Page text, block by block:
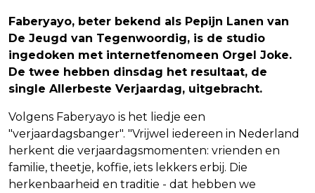
Faberyayo, beter bekend als Pepijn Lanen van
De Jeugd van Tegenwoordig, is de studio
ingedoken met internetfenomeen Orgel Joke.
De twee hebben dinsdag het resultaat, de
single Allerbeste Verjaardag, uitgebracht.
Volgens Faberyayo is het liedje een
"verjaardagsbanger". "Vrijwel iedereen in Nederland
herkent die verjaardagsmomenten: vrienden en
familie, theetje, koffie, iets lekkers erbij. Die
herkenbaarheid en traditie - dat hebben we